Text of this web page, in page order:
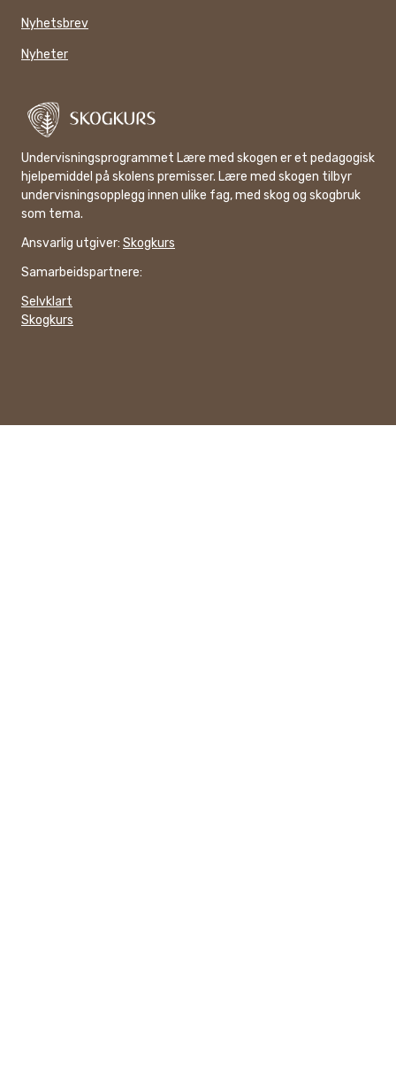
Nyhetsbrev
Nyheter
Undervisningsprogrammet Lære med skogen er et pedagogisk
hjelpemiddel på skolens premisser. Lære med skogen tilbyr
undervisningsopplegg innen ulike fag, med skog og skogbruk
som tema.
Ansvarlig utgiver: Skogkurs
Samarbeidspartnere:
Selvklart
Skogkurs